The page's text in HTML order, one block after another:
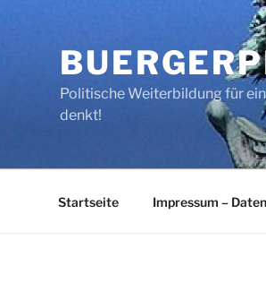
Politische Weiterbildung für
denkt!
Startseite Impressum –